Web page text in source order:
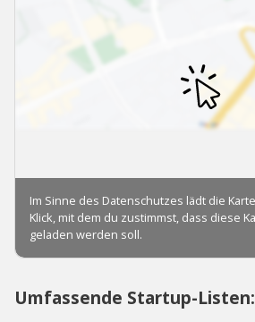
Umfassende Startup-Listen: